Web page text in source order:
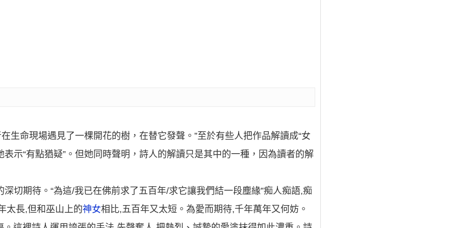
生命現場遇見了一棵開花的樹，在替它發聲。”至於有些人把作品解讀成“女
示“有點猶疑”。但她同時聲明，詩人的解讀只是其中的一種，因為讀者的解
深切期待。“為這/我已在佛前求了五百年/求它讓我們結一段塵緣”痴人痴語,痴
太長,但和巫山上的神女相比,五百年又太短。為愛而期待,千年萬年又何妨。